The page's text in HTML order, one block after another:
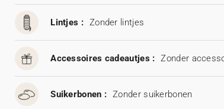
Lintjes : Zonder lintjes
Accessoires cadeautjes : Zonder
Suikerbonen : Zonder suikerbonen